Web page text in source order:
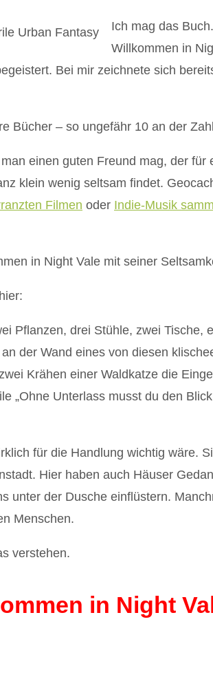
Ich mag das
Willkommen in
Bei mir zeichnete sich
Bücher – so ungefähr 10 an der
einen guten Freund mag, der für
klein wenig seltsam findet.
Filmen oder Indie-Musik
in Night Vale mit seiner
Pflanzen, drei Stühle, zwei Tische,
der Wand eines von diesen
Krähen einer Waldkatze die
„Ohne Unterlass musst du den
für die Handlung wichtig wäre.
Hier haben auch Häuser
unter der Dusche einflüstern.
Menschen.
verstehen.
in Night